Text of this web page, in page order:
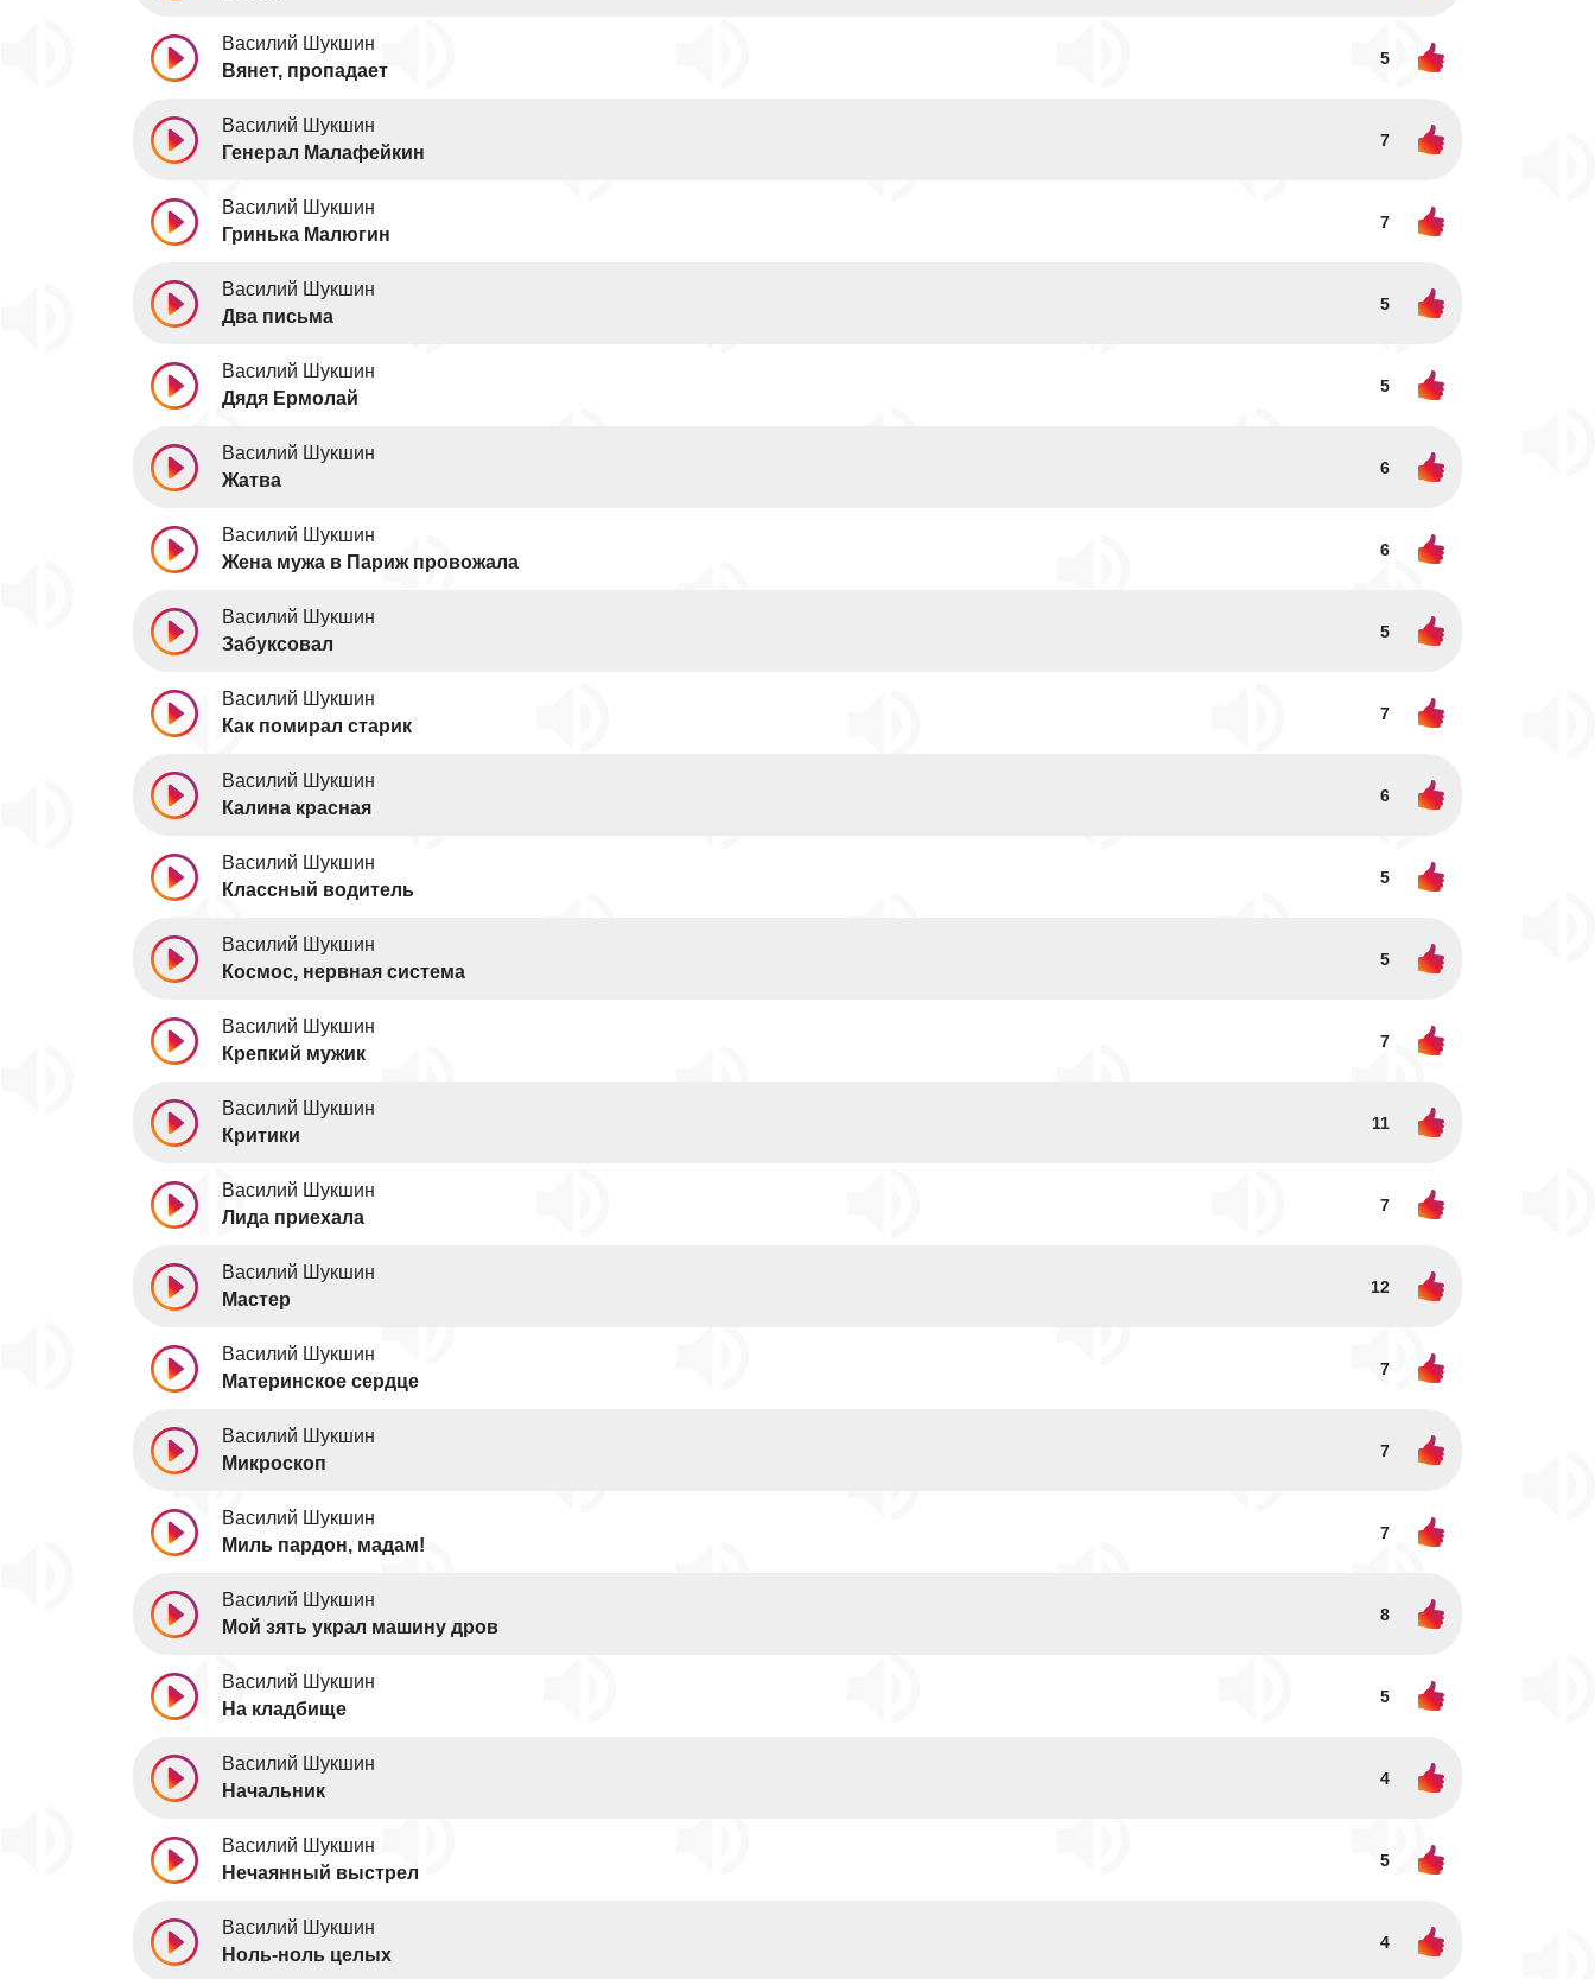
Василий Шукшин
Вянет, пропадает
5
Василий Шукшин
Генерал Малафейкин
7
Василий Шукшин
Гринька Малюгин
7
Василий Шукшин
Два письма
5
Василий Шукшин
Дядя Ермолай
5
Василий Шукшин
Жатва
6
Василий Шукшин
Жена мужа в Париж провожала
6
Василий Шукшин
Забуксовал
5
Василий Шукшин
Как помирал старик
7
Василий Шукшин
Калина красная
6
Василий Шукшин
Классный водитель
5
Василий Шукшин
Космос, нервная система
5
Василий Шукшин
Крепкий мужик
7
Василий Шукшин
Критики
11
Василий Шукшин
Лида приехала
7
Василий Шукшин
Мастер
12
Василий Шукшин
Материнское сердце
7
Василий Шукшин
Микроскоп
7
Василий Шукшин
Миль пардон, мадам!
7
Василий Шукшин
Мой зять украл машину дров
8
Василий Шукшин
На кладбище
5
Василий Шукшин
Начальник
4
Василий Шукшин
Нечаянный выстрел
5
Василий Шукшин
Ноль-ноль целых
4